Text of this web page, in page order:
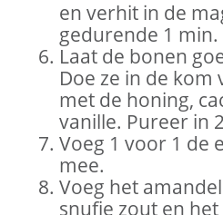
en verhit in de
gedurende 1
Laat de bonen
Doe ze in de
met de honing,
vanille. Pureer in
Voeg 1 voor 1 de
mee.
Voeg het
snufje zout en